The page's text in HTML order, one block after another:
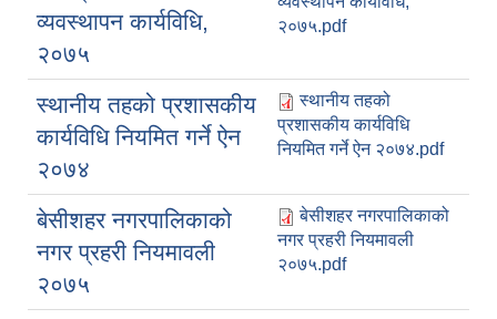
व्यवस्थापन कार्यविधि,
२०७५
२०७५.pdf
स्थानीय तहको प्रशासकीय
कार्यविधि नियमित गर्ने ऐन
२०७४
स्थानीय तहको
प्रशासकीय कार्यविधि
नियमित गर्ने ऐन २०७४.pdf
बेसीशहर नगरपालिकाको
नगर प्रहरी नियमावली
२०७५
बेसीशहर नगरपालिकाको
नगर प्रहरी नियमावली
२०७५.pdf